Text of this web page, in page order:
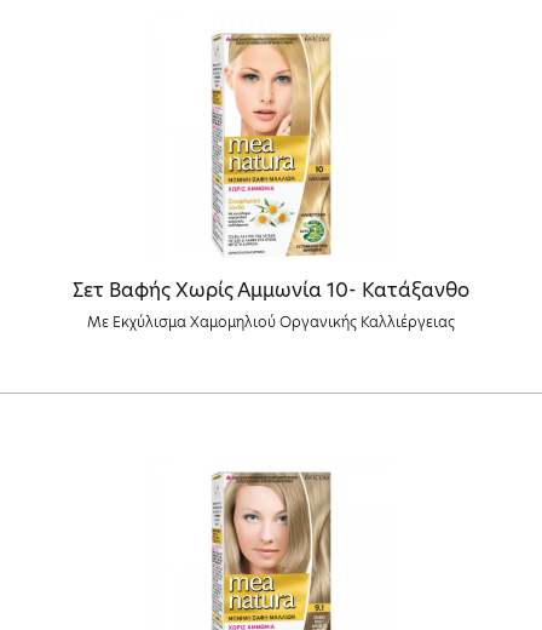
Σετ Βαφής Χωρίς Αμμωνία 10- Κατάξανθο
Με Εκχύλισμα Χαμομηλιού Οργανικής Καλλιέργειας